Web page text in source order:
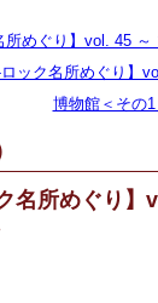
めぐり】vol. 45
ロック名所めぐり】
博物館＜その
名所めぐり